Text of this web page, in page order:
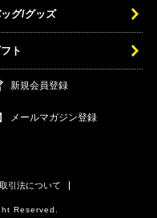
グ/グッズ
ト
新規会員登録
メールマガジン登録
引法について
Reserved.